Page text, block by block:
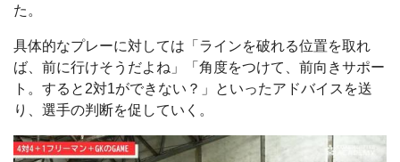
た。
具体的なプレーに対しては「ラインを破れる位置を取れ
ば、前に行けそうだよね」「角度をつけて、前向きサポー
ト。すると2対1ができない？」といったアドバイスを送
り、選手の判断を促していく。